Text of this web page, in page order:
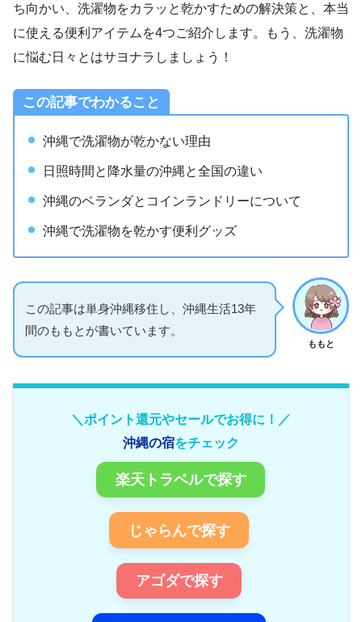
ち向かい、洗濯物をカラッと乾かすための解決策と、本当
に使える便利アイテムを4つご紹介します。もう、洗濯物
に悩む日々とはサヨナラしましょう！
この記事でわかること
沖縄で洗濯物が乾かない理由
日照時間と降水量の沖縄と全国の違い
沖縄のベランダとコインランドリーについて
沖縄で洗濯物を乾かす便利グッズ
ももと
この記事は単身沖縄移住し、沖縄生活13年
間のももとが書いています。
＼ポイント還元やセールでお得に！／
沖縄の宿をチェック
楽天トラベルで探す
じゃらんで探す
アゴダで探す